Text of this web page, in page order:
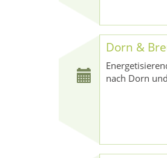
Dorn &
nach Dorn